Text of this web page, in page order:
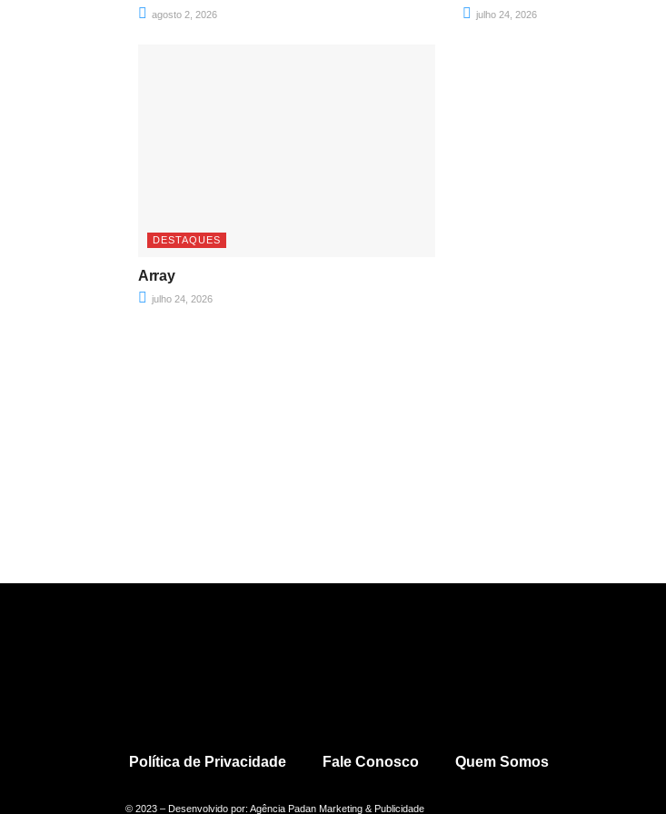
agosto 2, 2026 julho 24, 2026
DESTAQUES
Array
julho 24, 2026
Política de Privacidade Fale Conosco Quem Somos
© 2023 – Desenvolvido por: Agência Padan Marketing & Publicidade